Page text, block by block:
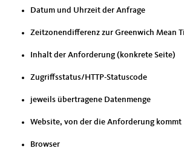
Datum und Uhrzeit der Anfrage
Zeitzonendifferenz zur Greenwich Mean
Inhalt der Anforderung (konkrete Seite)
Zugriffsstatus/HTTP-Statuscode
jeweils übertragene Datenmenge
Website, von der die Anforderung kommt
Browser